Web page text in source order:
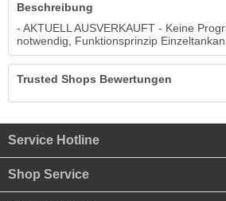
Beschreibung
- AKTUELL AUSVERKAUFT - Keine
notwendig, Funktionsprinzip
Trusted Shops Bewertungen
Service Hotline
Shop Service